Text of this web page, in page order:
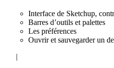
Interface de Sketchup,
Barres d’outils et palettes
Les préférences
Ouvrir et sauvegarder un
|